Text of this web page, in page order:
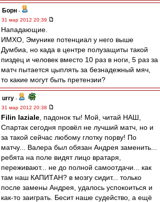
Борн -
31 мар 2012 20:39
Нападающие.
ИМХО, Эмунике потенциал у него выше
Думбиа, но када в центре полузащиты такой
пиздец и человек вместо 10 раз в ноги, 5 раз за
матч пытается цыплять за безнадежный мяч,
то какие могут быть претензии?
urry -
31 мар 2012 20:38
Filin laziale , падонок ты! Мой, читай НАШ,
Спартак сегодня провёл не лучший матч, но и
за такой сейчас любому глотку порву! По
матчу... Валера был обязан Андрея заменить...
ребята на поле видят лицо вратаря,
переживают... не до полной самоотдачи... как
там наш КАПИТАН? в мозгу сидит... только
после замены Андрея, удалось успокоиться и
как-то заиграть. Бесит наше судейство, а ещё